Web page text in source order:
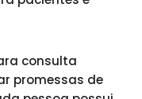
consulta
promessas de